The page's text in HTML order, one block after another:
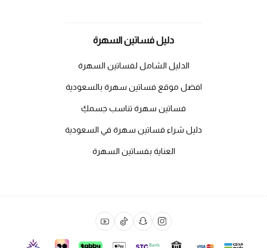
دليل فساتين السهرة
الدليل الشامل لفساتين السهرة
افضل موقع فساتين سهرة بالسعودية
فساتين سهرة تناسب جسمكِ
دليل شراء فساتين سهرة في السعودية
العناية بفساتين السهرة